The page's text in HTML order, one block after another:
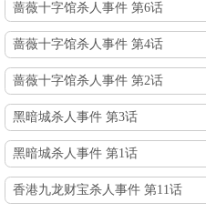
蔷薇十字馆杀人事件 第6话
蔷薇十字馆杀人事件 第4话
蔷薇十字馆杀人事件 第2话
黑暗城杀人事件 第3话
黑暗城杀人事件 第1话
香港九龙财宝杀人事件 第11话